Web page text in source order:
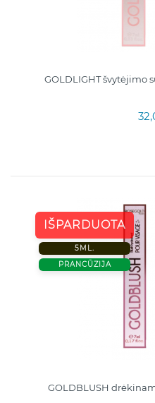
GOLDLIGHT švytėjimo
IŠPARDUOTA
5ML.
PRANCŪZIJA
GOLDBLUSH